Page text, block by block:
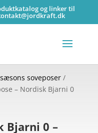
og linker til
soveposer/
– Nordisk Bjarni 0
Bjarni 0 –